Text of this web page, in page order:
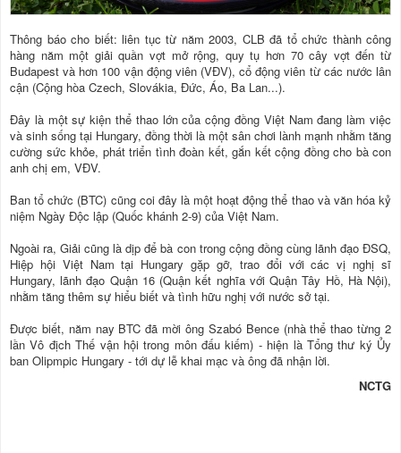
Thông báo cho biết: liên tục từ năm 2003, CLB đã tổ chức thành công
hàng năm một giải quần vợt mở rộng, quy tụ hơn 70 cây vợt đến từ
Budapest và hơn 100 vận động viên (VĐV), cổ động viên từ các nước lân
cận (Cộng hòa Czech, Slovákia, Đức, Áo, Ba Lan...).
Đây là một sự kiện thể thao lớn của cộng đồng Việt Nam đang làm việc
và sinh sống tại Hungary, đồng thời là một sân chơi lành mạnh nhằm tăng
cường sức khỏe, phát triển tình đoàn kết, gắn kết cộng đồng cho bà con
anh chị em, VĐV.
Ban tổ chức (BTC) cũng coi đây là một hoạt động thể thao và văn hóa kỷ
niệm Ngày Độc lập (Quốc khánh 2-9) của Việt Nam.
Ngoài ra, Giải cũng là dịp để bà con trong cộng đồng cùng lãnh đạo ĐSQ,
Hiệp hội Việt Nam tại Hungary gặp gỡ, trao đổi với các vị nghị sĩ
Hungary, lãnh đạo Quận 16 (Quận kết nghĩa với Quận Tây Hồ, Hà Nội),
nhằm tăng thêm sự hiểu biết và tình hữu nghị với nước sở tại.
Được biết, năm nay BTC đã mời ông Szabó Bence (nhà thể thao từng 2
lần Vô địch Thế vận hội trong môn đấu kiếm) - hiện là Tổng thư ký Ủy
ban Olipmpic Hungary - tới dự lễ khai mạc và ông đã nhận lời.
NCTG